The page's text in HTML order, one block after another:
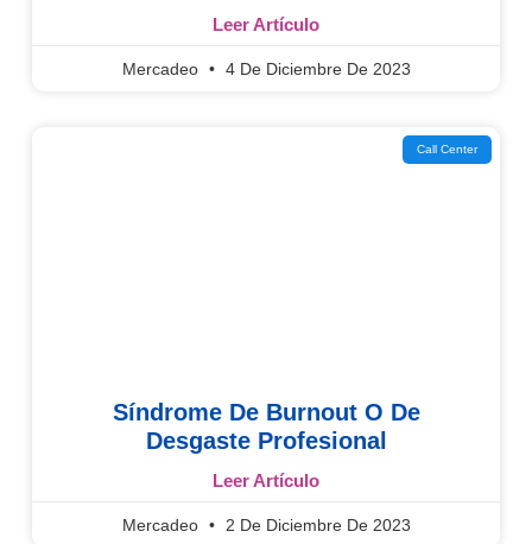
Leer Artículo
Mercadeo 4 De Diciembre De 2023
Call Center
Síndrome De Burnout O De
Desgaste Profesional
Leer Artículo
Mercadeo 2 De Diciembre De 2023